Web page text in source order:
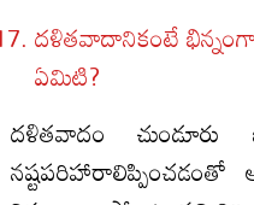
దళితవాదానికంటే
ఏమిటి?
దళితవాదం